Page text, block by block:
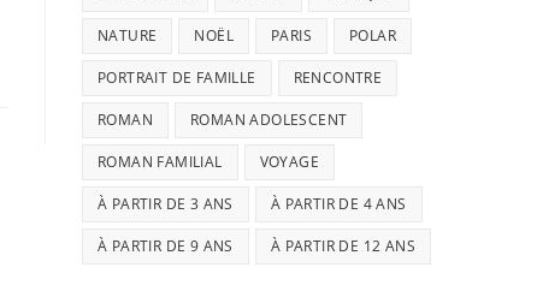
NATURE NOËL PARIS POLAR
PORTRAIT DE FAMILLE RENCONTRE
ROMAN ROMAN ADOLESCENT
ROMAN FAMILIAL VOYAGE
À PARTIR DE 3 ANS À PARTIR DE 4 ANS
À PARTIR DE 9 ANS À PARTIR DE 12 ANS